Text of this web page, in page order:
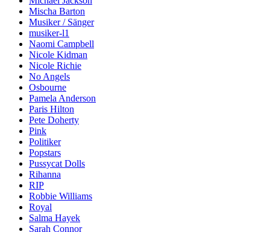
Mischa Barton
Musiker / Sänger
musiker-l1
Naomi Campbell
Nicole Kidman
Nicole Richie
No Angels
Osbourne
Pamela Anderson
Paris Hilton
Pete Doherty
Pink
Politiker
Popstars
Pussycat Dolls
Rihanna
RIP
Robbie Williams
Royal
Salma Hayek
Sarah Connor